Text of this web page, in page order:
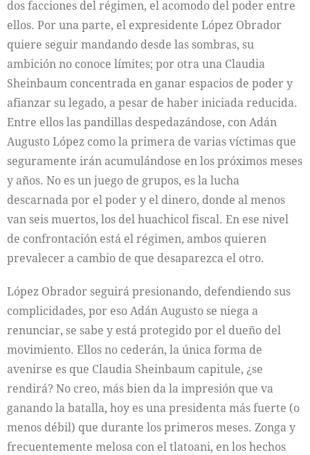
dos facciones del régimen, el acomodo del poder entre
ellos. Por una parte, el expresidente López Obrador
quiere seguir mandando desde las sombras, su
ambición no conoce límites; por otra una Claudia
Sheinbaum concentrada en ganar espacios de poder y
afianzar su legado, a pesar de haber iniciada reducida.
Entre ellos las pandillas despedazándose, con Adán
Augusto López como la primera de varias víctimas que
seguramente irán acumulándose en los próximos meses
y años. No es un juego de grupos, es la lucha
descarnada por el poder y el dinero, donde al menos
van seis muertos, los del huachicol fiscal. En ese nivel
de confrontación está el régimen, ambos quieren
prevalecer a cambio de que desaparezca el otro.
López Obrador seguirá presionando, defendiendo sus
complicidades, por eso Adán Augusto se niega a
renunciar, se sabe y está protegido por el dueño del
movimiento. Ellos no cederán, la única forma de
avenirse es que Claudia Sheinbaum capitule, ¿se
rendirá? No creo, más bien da la impresión que va
ganando la batalla, hoy es una presidenta más fuerte (o
menos débil) que durante los primeros meses. Zonga y
frecuentemente melosa con el tlatoani, en los hechos